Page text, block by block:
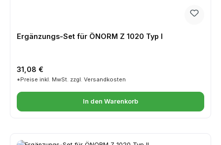
Ergänzungs-Set für ÖNORM Z 1020 Typ I
Regulärer Preis:
31,08 €
*Preise inkl. MwSt. zzgl. Versandkosten
In den Warenkorb